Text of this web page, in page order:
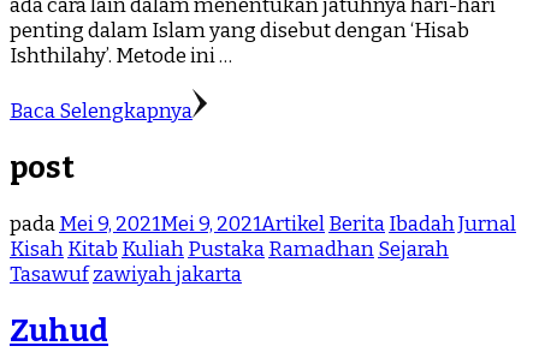
ada cara lain dalam menentukan jatuhnya hari-hari
penting dalam Islam yang disebut dengan ‘Hisab
Ishthilahy’. Metode ini …
Baca Selengkapnya
post
padaMei 9, 2021Mei 9, 2021ArtikelBeritaIbadahJurnal
KisahKitab KuliahPustakaRamadhanSejarah
Tasawufzawiyah jakarta
Zuhud